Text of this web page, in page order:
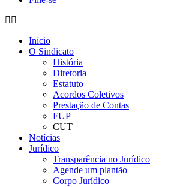
Início
O Sindicato
História
Diretoria
Estatuto
Acordos Coletivos
Prestação de Contas
FUP
CUT
Notícias
Jurídico
Transparência no Jurídico
Agende um plantão
Corpo Jurídico